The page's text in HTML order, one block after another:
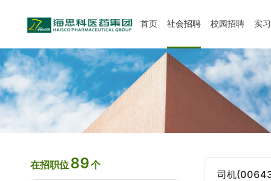
首页 社会招聘 校园招聘 实
在招职位89个
司机